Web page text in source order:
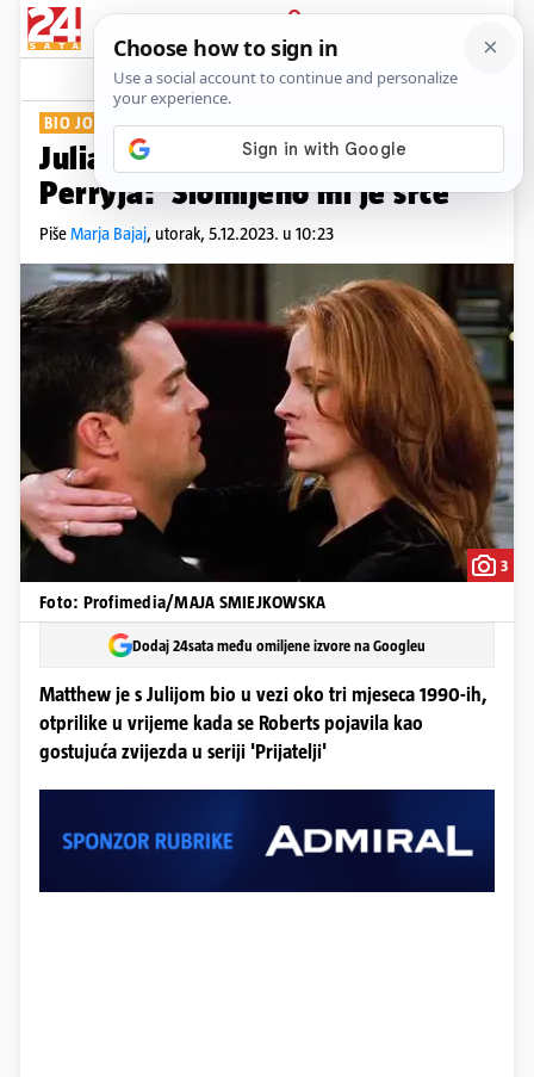
PRIJAVA
Show Komentari
BIO JOJ JE BIVŠI
Julia Roberts o smrti Matthewa
Perryja: 'Slomljeno mi je srce'
PišeMarja Bajaj, utorak, 5.12.2023. u 10:23
3
Foto: Profimedia/MAJA SMIEJKOWSKA
Dodaj 24sata među omiljene izvore na Googleu
Matthew je s Julijom bio u vezi oko tri mjeseca 1990-ih,
otprilike u vrijeme kada se Roberts pojavila kao
gostujuća zvijezda u seriji 'Prijatelji'